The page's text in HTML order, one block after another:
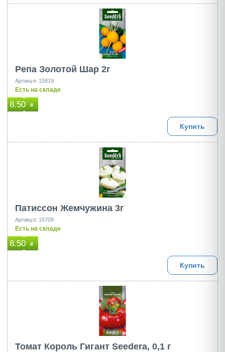
Репа Золотой Шар 2г
Артикул: 15819
Есть на складе
8.50 ₴
Купить
Патиссон Жемчужина 3г
Артикул: 15709
Есть на складе
8.50 ₴
Купить
Томат Король Гигант Seedera, 0,1 г